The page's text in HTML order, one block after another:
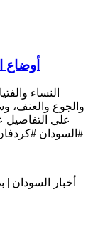
أوضاع
النساء
والجوع والعنف،
على التفاصيل
#السودان #كردفان